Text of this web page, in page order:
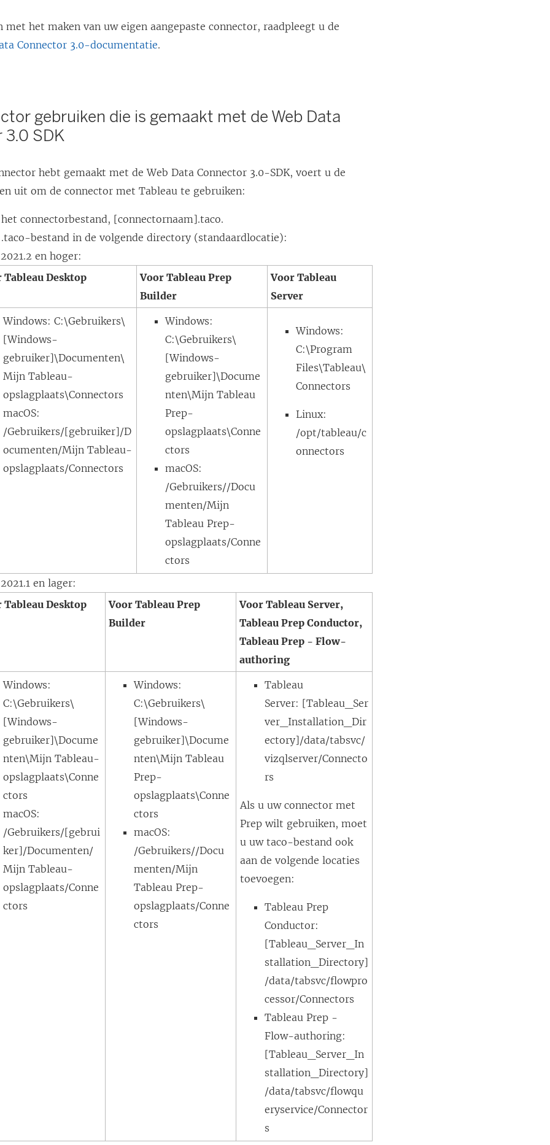
met het maken van uw eigen aangepaste connector, raadpleegt u de
Connector 3.0-documentatie.
gebruiken die is gemaakt met de Web Data
SDK
hebt gemaakt met de Web Data Connector 3.0-SDK, voert u de
uit om de connector met Tableau te gebruiken:
connectorbestand, [connectornaam].taco.
bestand in de volgende directory (standaardlocatie):
en hoger:
Tableau Desktop
Voor Tableau Prep
Builder
Voor Tableau
Server
Windows: C:\Gebruikers\
[Windows-
gebruiker]\Documenten\
Mijn Tableau-
opslagplaats\Connectors
macOS:
/Gebruikers/[gebruiker]/D
ocumenten/Mijn Tableau-
opslagplaats/Connectors
Windows:
C:\Gebruikers\
[Windows-
gebruiker]\Docume
nten\Mijn Tableau
Prep-
opslagplaats\Conne
ctors
macOS:
/Gebruikers//Docu
menten/Mijn
Tableau Prep-
opslagplaats/Conne
ctors
Windows:
C:\Program
Files\Tableau\
Connectors
Linux:
/opt/tableau/c
onnectors
en lager:
Tableau Desktop
Voor Tableau Prep
Builder
Voor Tableau Server,
Tableau Prep Conductor,
Tableau Prep - Flow-
authoring
Windows:
C:\Gebruikers\
[Windows-
gebruiker]\Docume
nten\Mijn Tableau-
opslagplaats\Conne
ctors
macOS:
/Gebruikers/[gebrui
ker]/Documenten/
Mijn Tableau-
opslagplaats/Conne
ctors
Windows:
C:\Gebruikers\
[Windows-
gebruiker]\Docume
nten\Mijn Tableau
Prep-
opslagplaats\Conne
ctors
macOS:
/Gebruikers//Docu
menten/Mijn
Tableau Prep-
opslagplaats/Conne
ctors
Tableau
Server: [Tableau_Ser
ver_Installation_Dir
ectory]/data/tabsvc/
vizqlserver/Connecto
rs
Als u uw connector met
Prep wilt gebruiken, moet
u uw taco-bestand ook
aan de volgende locaties
toevoegen:
Tableau Prep
Conductor:
[Tableau_Server_In
stallation_Directory]
/data/tabsvc/flowpro
cessor/Connectors
Tableau Prep -
Flow-authoring:
[Tableau_Server_In
stallation_Directory]
/data/tabsvc/flowqu
eryservice/Connector
s